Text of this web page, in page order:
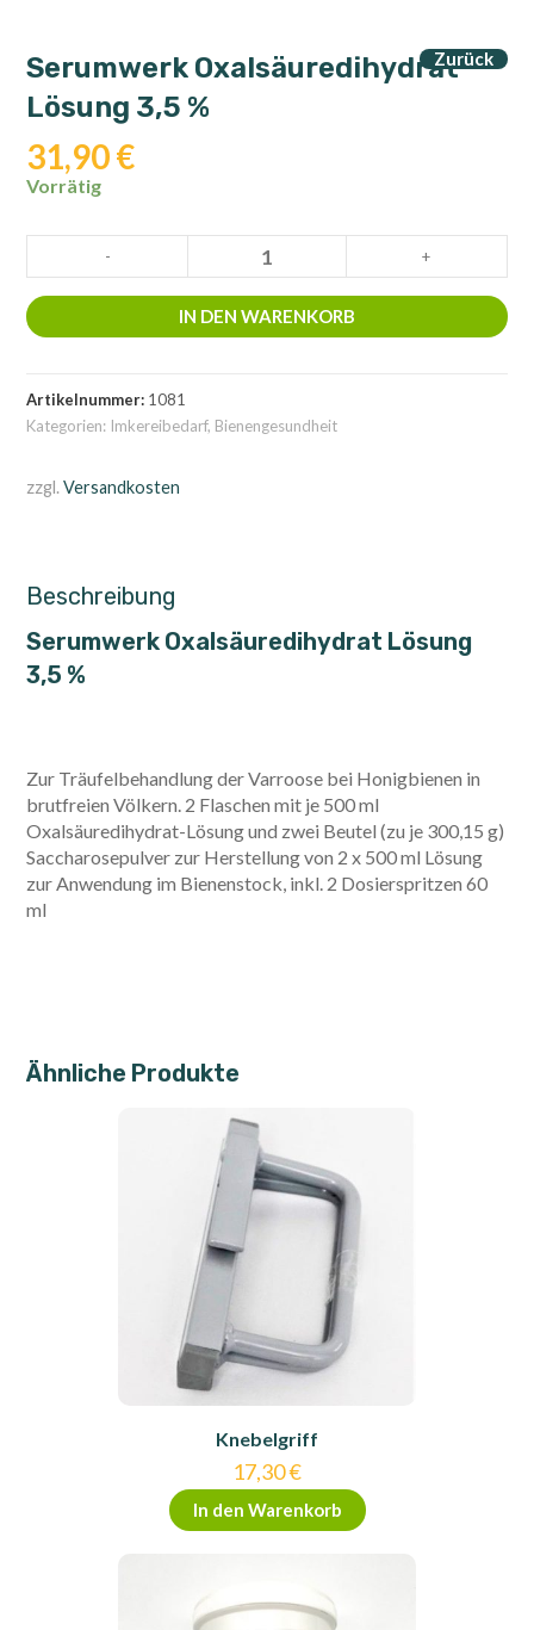
Zurück
Serumwerk Oxalsäuredihydrat
Lösung 3,5 %
31,90€
Vorrätig
Oxalsäuredihydrat
Lösung
3,5
- +
IN DEN WARENKORB
Artikelnummer: 1081
Kategorien: Imkereibedarf, Bienengesundheit
zzgl.Versandkosten
Beschreibung
Serumwerk Oxalsäuredihydrat Lösung
3,5 %
Zur Träufelbehandlung der Varroose bei Honigbienen in
brutfreien Völkern. 2 Flaschen mit je 500 ml
Oxalsäuredihydrat-Lösung und zwei Beutel (zu je 300,15 g)
Saccharosepulver zur Herstellung von 2 x 500 ml Lösung
zur Anwendung im Bienenstock, inkl. 2 Dosierspritzen 60
ml
Ähnliche Produkte
Knebelgriff
17,30€
In den Warenkorb